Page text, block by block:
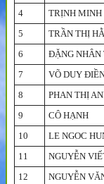
4
TRỊNH MINH
5
TRẦN THỊ
6
ĐẶNG NHÂN
7
VÕ DUY
8
PHAN THỊ
9
CÔ HẠNH
10
LE NGOC
11
NGUYỄN
12
NGUYỄN